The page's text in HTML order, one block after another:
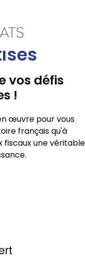
vos défis
!
œuvre pour vous
français qu'à
fiscaux une véritable